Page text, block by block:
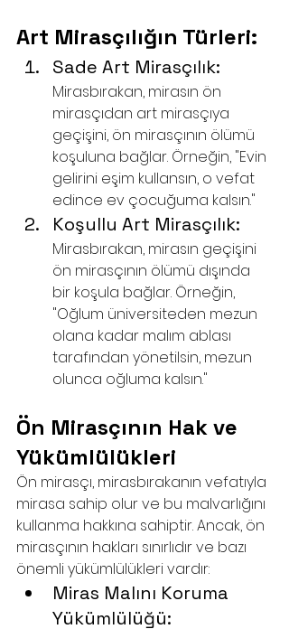
Art Mirasçılığın Türleri:
Sade Art Mirasçılık:
Mirasbırakan, mirasın ön
mirasçıdan art mirasçıya
geçişini, ön mirasçının ölümü
koşuluna bağlar. Örneğin, "Evin
gelirini eşim kullansın, o vefat
edince ev çocuğuma kalsın."
Koşullu Art Mirasçılık:
Mirasbırakan, mirasın geçişini
ön mirasçının ölümü dışında
bir koşula bağlar. Örneğin,
"Oğlum üniversiteden mezun
olana kadar malım ablası
tarafından yönetilsin, mezun
olunca oğluma kalsın."
Ön Mirasçının Hak ve
Yükümlülükleri
Ön mirasçı, mirasbırakanın vefatıyla
mirasa sahip olur ve bu malvarlığını
kullanma hakkına sahiptir. Ancak, ön
mirasçının hakları sınırlıdır ve bazı
önemli yükümlülükleri vardır:
Miras Malını Koruma
Yükümlülüğü: